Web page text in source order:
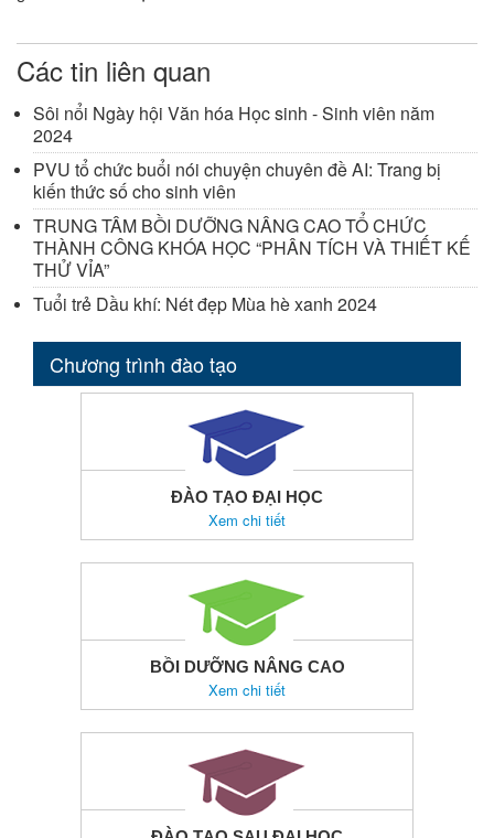
Các tin liên quan
Sôi nổi Ngày hội Văn hóa Học sinh - Sinh viên năm
2024
PVU tổ chức buổi nói chuyện chuyên đề AI: Trang bị
kiến thức số cho sinh viên
TRUNG TÂM BỒI DƯỠNG NÂNG CAO TỔ CHỨC
THÀNH CÔNG KHÓA HỌC “PHÂN TÍCH VÀ THIẾT KẾ
THỬ VỈA”
Tuổi trẻ Dầu khí: Nét đẹp Mùa hè xanh 2024
Chương trình đào tạo
ĐÀO TẠO ĐẠI HỌC
Xem chi tiết
BỒI DƯỠNG NÂNG CAO
Xem chi tiết